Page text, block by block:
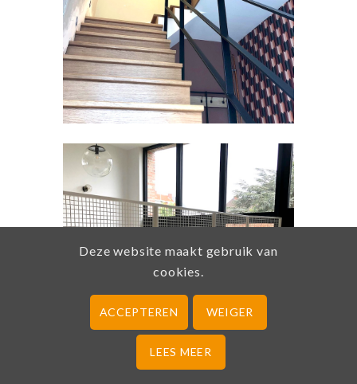
Deze website maakt gebruik van
cookies.
ACCEPTEREN WEIGER
LEES MEER